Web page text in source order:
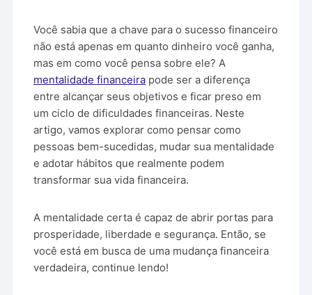
Você sabia que a chave para o sucesso financeiro
não está apenas em quanto dinheiro você ganha,
mas em como você pensa sobre ele? A
mentalidade financeira pode ser a diferença
entre alcançar seus objetivos e ficar preso em
um ciclo de dificuldades financeiras. Neste
artigo, vamos explorar como pensar como
pessoas bem-sucedidas, mudar sua mentalidade
e adotar hábitos que realmente podem
transformar sua vida financeira.
A mentalidade certa é capaz de abrir portas para
prosperidade, liberdade e segurança. Então, se
você está em busca de uma mudança financeira
verdadeira, continue lendo!